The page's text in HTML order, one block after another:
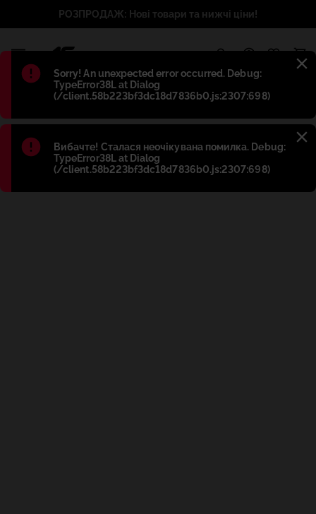
Błąd:
Sorry! An unexpected error occurred. Debug:
TypeError38L at Dialog
(/client.58b223bf3dc18d7836b0.js:2307:698)
Błąd:
Вибачте! Сталася неочікувана помилка. Debug:
TypeError38L at Dialog
(/client.58b223bf3dc18d7836b0.js:2307:698)
РОЗПРОДАЖ: Нові товари та нижчі ціни!